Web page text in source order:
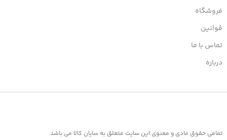
فروشگاه
قوانین
تماس با ما
درباره
تمامی حقوق مادی و معنوی این سایت متعلق به سایان کالا می باشد.